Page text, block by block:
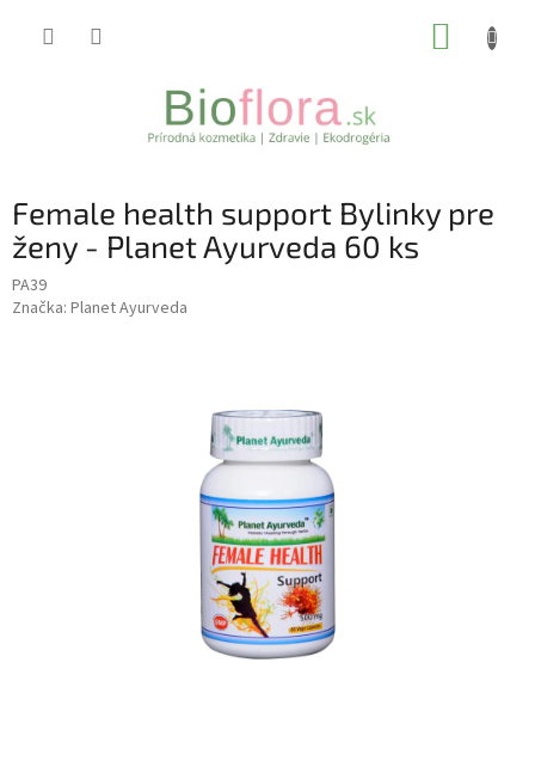
Female health support Bylinky pre
ženy - Planet Ayurveda 60 ks
PA39
Značka: Planet Ayurveda